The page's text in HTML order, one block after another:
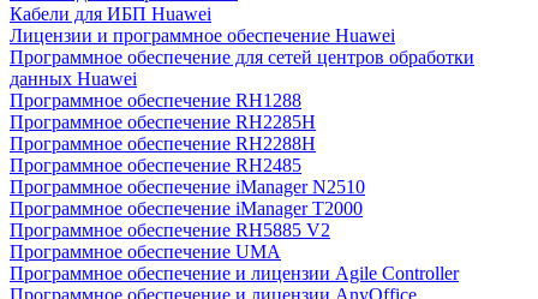
Кабели для ИБП Huawei
Лицензии и программное обеспечение Huawei
Программное обеспечение для сетей центров обработки
данных Huawei
Программное обеспечение RH1288
Программное обеспечение RH2285H
Программное обеспечение RH2288H
Программное обеспечение RH2485
Программное обеспечение iManager N2510
Программное обеспечение iManager T2000
Программное обеспечение RH5885 V2
Программное обеспечение UMA
Программное обеспечение и лицензии Agile Controller
Программное обеспечение и лицензии AnyOffice